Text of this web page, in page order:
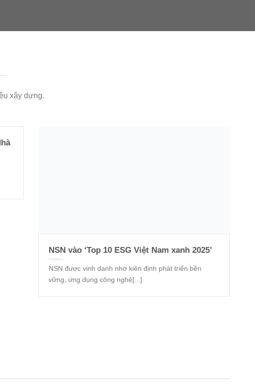
xây dựng.
NSN vào ‘Top 10 ESG Việt Nam xanh 2025’
NSN được vinh danh nhờ kiên định phát triển bền
vững, ứng dụng công nghệ[...]